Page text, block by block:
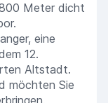
Meter dicht
eine
12.
Altstadt.
möchten Sie